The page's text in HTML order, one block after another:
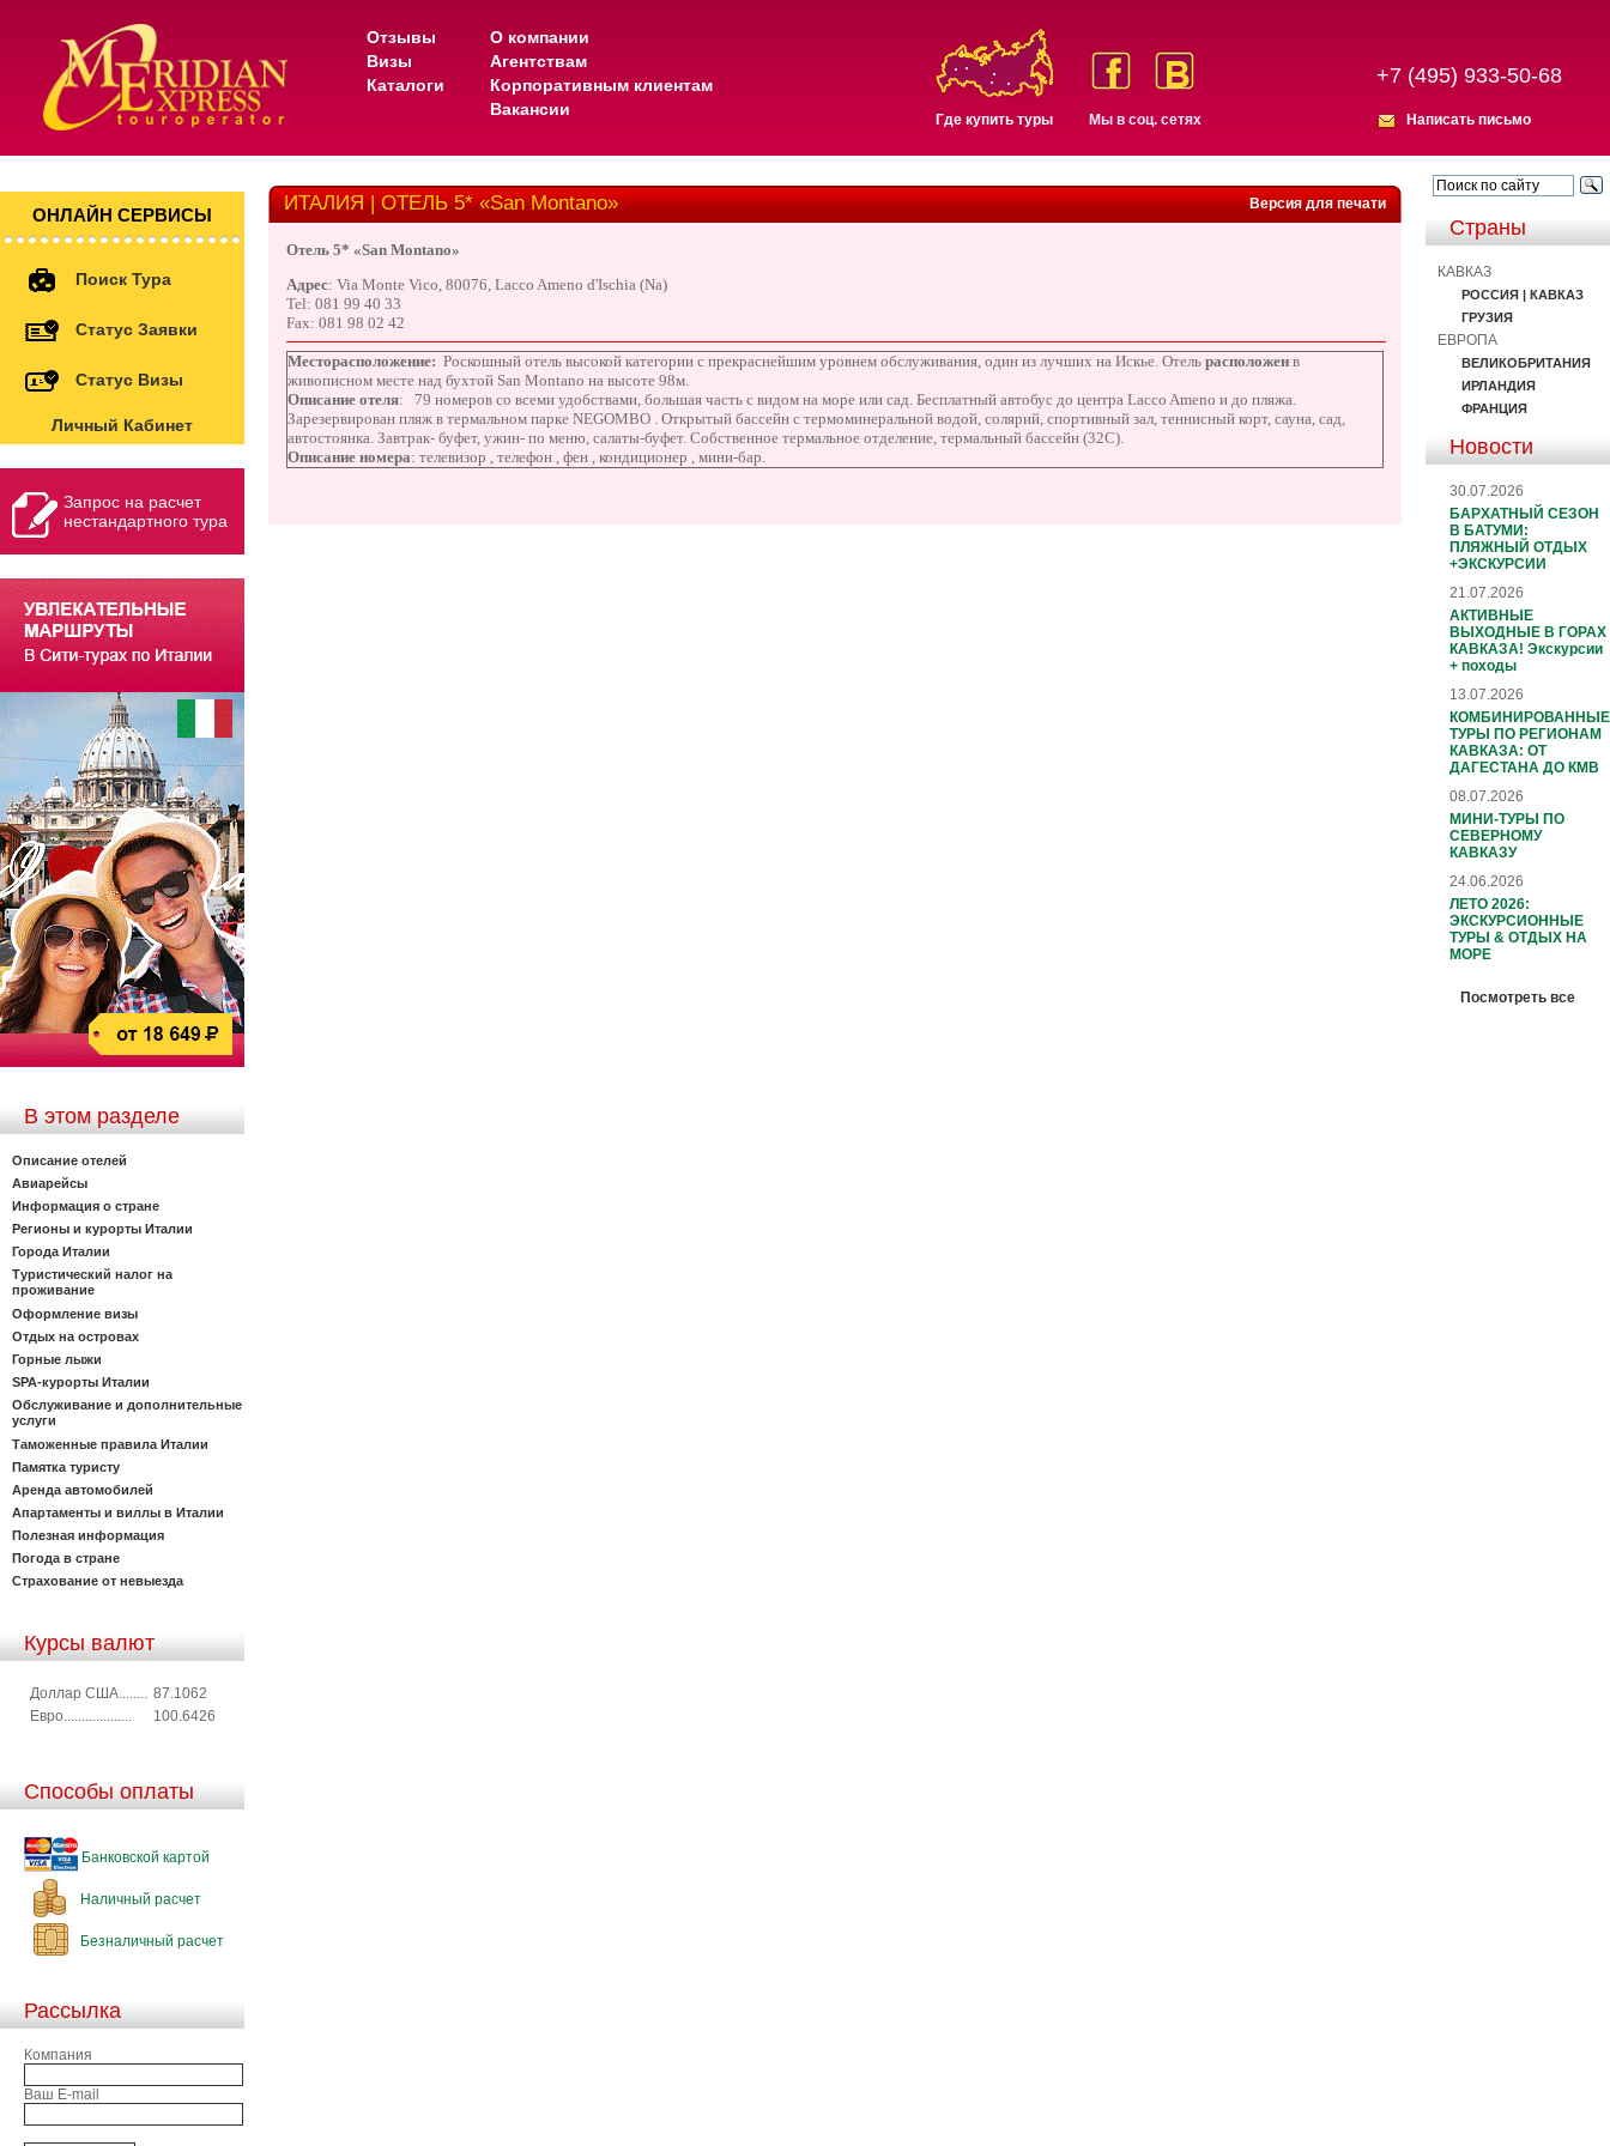
Отзывы
Визы
Каталоги
О компании
Агентствам
Корпоративным клиентам
Вакансии
Где купить туры Мы в соц. сетях
+7 (495) 933-50-68
Написать письмо
ОНЛАЙН СЕРВИСЫ
Поиск Тура
Статус Заявки
Статус Визы
Личный Кабинет
Запрос на расчет
нестандартного тура
В этом разделе
Описание отелей
Авиарейсы
Информация о стране
Регионы и курорты Италии
Города Италии
Туристический налог на
проживание
Оформление визы
Отдых на островах
Горные лыжи
SPA-курорты Италии
Обслуживание и дополнительные
услуги
Таможенные правила Италии
Памятка туристу
Аренда автомобилей
Апартаменты и виллы в Италии
Полезная информация
Погода в стране
Страхование от невыезда
Курсы валют
Доллар США........ 87.1062
Евро...................
100.6426
Способы оплаты
Банковской картой
Наличный расчет
Безналичный расчет
Рассылка
Компания
Ваш E-mail
Версия для печати
ИТАЛИЯ | ОТЕЛЬ 5* «San Montano»
Отель 5* «San Montano»
Адрес: Via Monte Vico, 80076, Lacco Ameno d'Ischia (Na)
Tel: 081 99 40 33
Fax: 081 98 02 42
Месторасположение: Роскошный отель высокой категории с прекраснейшим уровнем обслуживания, один из лучших на Искье. Отель расположен в
живописном месте над бухтой San Montano на высоте 98м.
Описание отеля: 79 номеров со всеми удобствами, большая часть с видом на море или сад. Бесплатный автобус до центра Lacco Ameno и до пляжа.
Зарезервирован пляж в термальном парке NEGOMBO . Открытый бассейн с термоминеральной водой, солярий, спортивный зал, теннисный корт, сауна, сад,
автостоянка. Завтрак- буфет, ужин- по меню, салаты-буфет. Собственное термальное отделение, термальный бассейн (32С).
Описание номера: телевизор , телефон , фен , кондиционер , мини-бар
Страны
КАВКАЗ
РОССИЯ | КАВКАЗ
ГРУЗИЯ
ЕВРОПА
ВЕЛИКОБРИТАНИЯ
ИРЛАНДИЯ
ФРАНЦИЯ
Новости
30.07.2026
БАРХАТНЫЙ СЕЗОН
В БАТУМИ:
ПЛЯЖНЫЙ ОТДЫХ
+ЭКСКУРСИИ
21.07.2026
АКТИВНЫЕ
ВЫХОДНЫЕ В ГОРАХ
КАВКАЗА! Экскурсии
+ походы
13.07.2026
КОМБИНИРОВАННЫЕ
ТУРЫ ПО РЕГИОНАМ
КАВКАЗА: ОТ
ДАГЕСТАНА ДО КМВ
08.07.2026
МИНИ-ТУРЫ ПО
СЕВЕРНОМУ
КАВКАЗУ
24.06.2026
ЛЕТО 2026:
ЭКСКУРСИОННЫЕ
ТУРЫ & ОТДЫХ НА
МОРЕ
Посмотреть все